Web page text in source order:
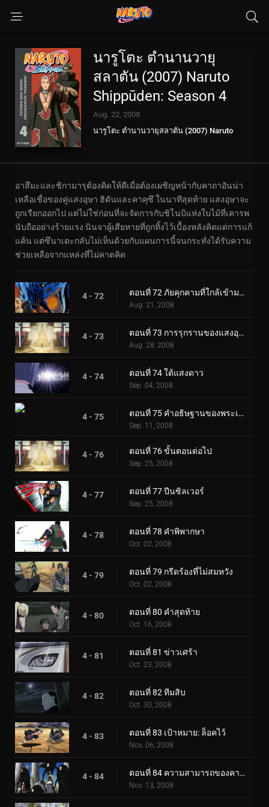
นารูโตะ ตำนานวายุ
สลาตัน (2007) Naruto
Shippūden: Season 4
Aug. 22, 2008
นารูโตะ ตำนานวายุสลาตัน (2007) Naruto
อาสึมะและชิกามารุต้องคิดให้ดีเมื่อต้องเผชิญหน้ากับคาถาอันน่า
เหลือเชื่อของคู่แสงอุษา ฮิดันและคาคุซึ ในนาทีสุดท้าย แสงอุษาจะ
ถูกเรียกออกไป แต่ไม่ใช่ก่อนที่จะจัดการกับชิโนบิแห่งใบไม้ที่เคารพ
นับถืออย่างร้ายแรง นินจาผู้เสียหายที่ถูกทิ้งไว้เบื้องหลังคิดแต่การแก้
แค้น แต่ซึนาเดะกลับไม่เห็นด้วยกับแผนการนี้จนกระทั่งได้รับความ
ช่วยเหลือจากแหล่งที่ไม่คาดคิด
4 - 72 ตอนที่ 72 ภัยคุกคามที่ใกล้เข้ามาอย่างเงียบ ๆ
Aug. 21, 2008
4 - 73 ตอนที่ 73 การรุกรานของแสงอุษา
Aug. 28, 2008
4 - 74 ตอนที่ 74 ใต้แสงดาว
Sep. 04, 2008
4 - 75 ตอนที่ 75 คำอธิษฐานของพระเฒ่า
Sep. 11, 2008
4 - 76 ตอนที่ 76 ขั้นตอนต่อไป
Sep. 25, 2008
4 - 77 ตอนที่ 77 ปีนซิลเวอร์
Sep. 25, 2008
4 - 78 ตอนที่ 78 คำพิพากษา
Oct. 02, 2008
4 - 79 ตอนที่ 79 กรีดร้องที่ไม่สมหวัง
Oct. 02, 2008
4 - 80 ตอนที่ 80 คำสุดท้าย
Oct. 16, 2008
4 - 81 ตอนที่ 81 ข่าวเศร้า
Oct. 23, 2008
4 - 82 ตอนที่ 82 ทีมสิบ
Oct. 30, 2008
4 - 83 ตอนที่ 83 เป้าหมาย: ล็อคไว้
Nov. 06, 2008
4 - 84 ตอนที่ 84 ความสามารถของคาคุซึ
Nov. 13, 2008